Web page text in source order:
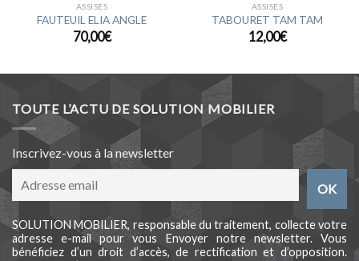
ASSISES
FAUTEUIL ELIA ANGLE
70,00€
ASSISES
TABOURET TAM TAM
12,00€
TOUTE L’ACTU DE SOLUTION MOBILIER
Inscrivez-vous à la newsletter
SOLUTION MOBILIER, responsable du traitement, collecte votre
adresse e-mail pour vous Envoyer notre newsletter. Vous
bénéficiez d’un droit d’accès, de rectification et d’opposition.